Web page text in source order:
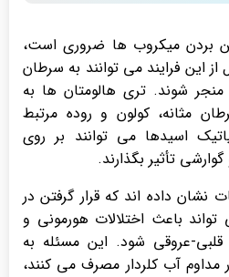
بردن میکروب ها ضروری است،
این فرایند می توانند به سرطان
شوند. تری هالومتان ها به
مثانه، کولون و روده مرتبط
اسیدها می توانند بر روی
تأثیر بگذارند.
نشان داده اند که قرار گرفتن در
باعث اختلالات هورمونی و
عروقی شود. این مسئله به
مداوم آب کلردار مصرف می کنند،